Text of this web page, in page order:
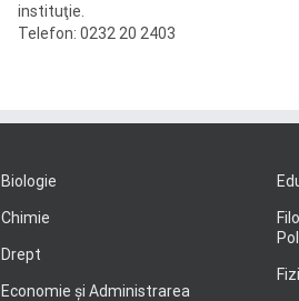
instituţie.
Telefon: 0232 20 2403
Biologie
Chimie
Drept
Economie şi Administrarea